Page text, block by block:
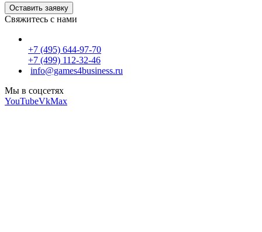
Оставить заявку
Свяжитесь с нами
+7 (495) 644-97-70
+7 (499) 112-32-46
info@games4business.ru
Мы в соцсетях
YouTubeVkMax